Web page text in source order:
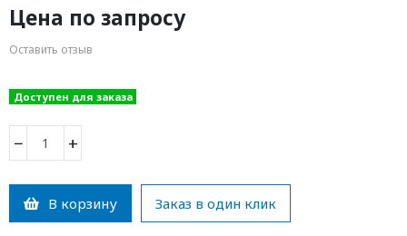
Цена по запросу
Оставить отзыв
Доступен для заказа
− +
В корзину Заказ в один клик